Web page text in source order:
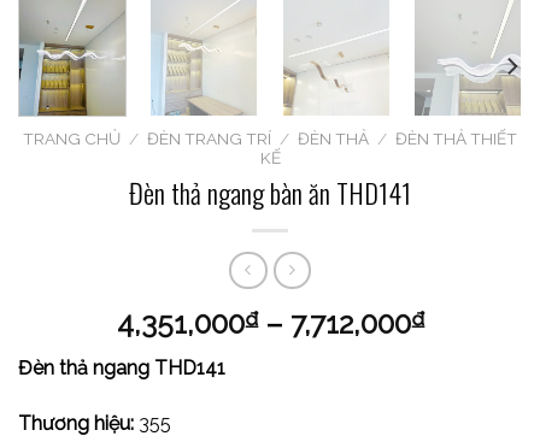
TRANG CHỦ / ĐÈN TRANG TRÍ / ĐÈN THẢ / ĐÈN THẢ THIẾT
KẾ
Đèn thả ngang bàn ăn THD141
4,351,000₫– 7,712,000₫
Đèn thả ngang THD141
Thương hiệu: 355